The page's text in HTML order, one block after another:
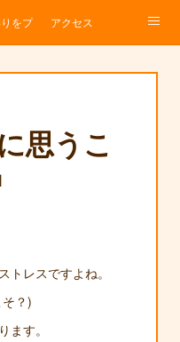
をプロジェクト
アクセス
思うこ
トレスですよね。
？)
ます。